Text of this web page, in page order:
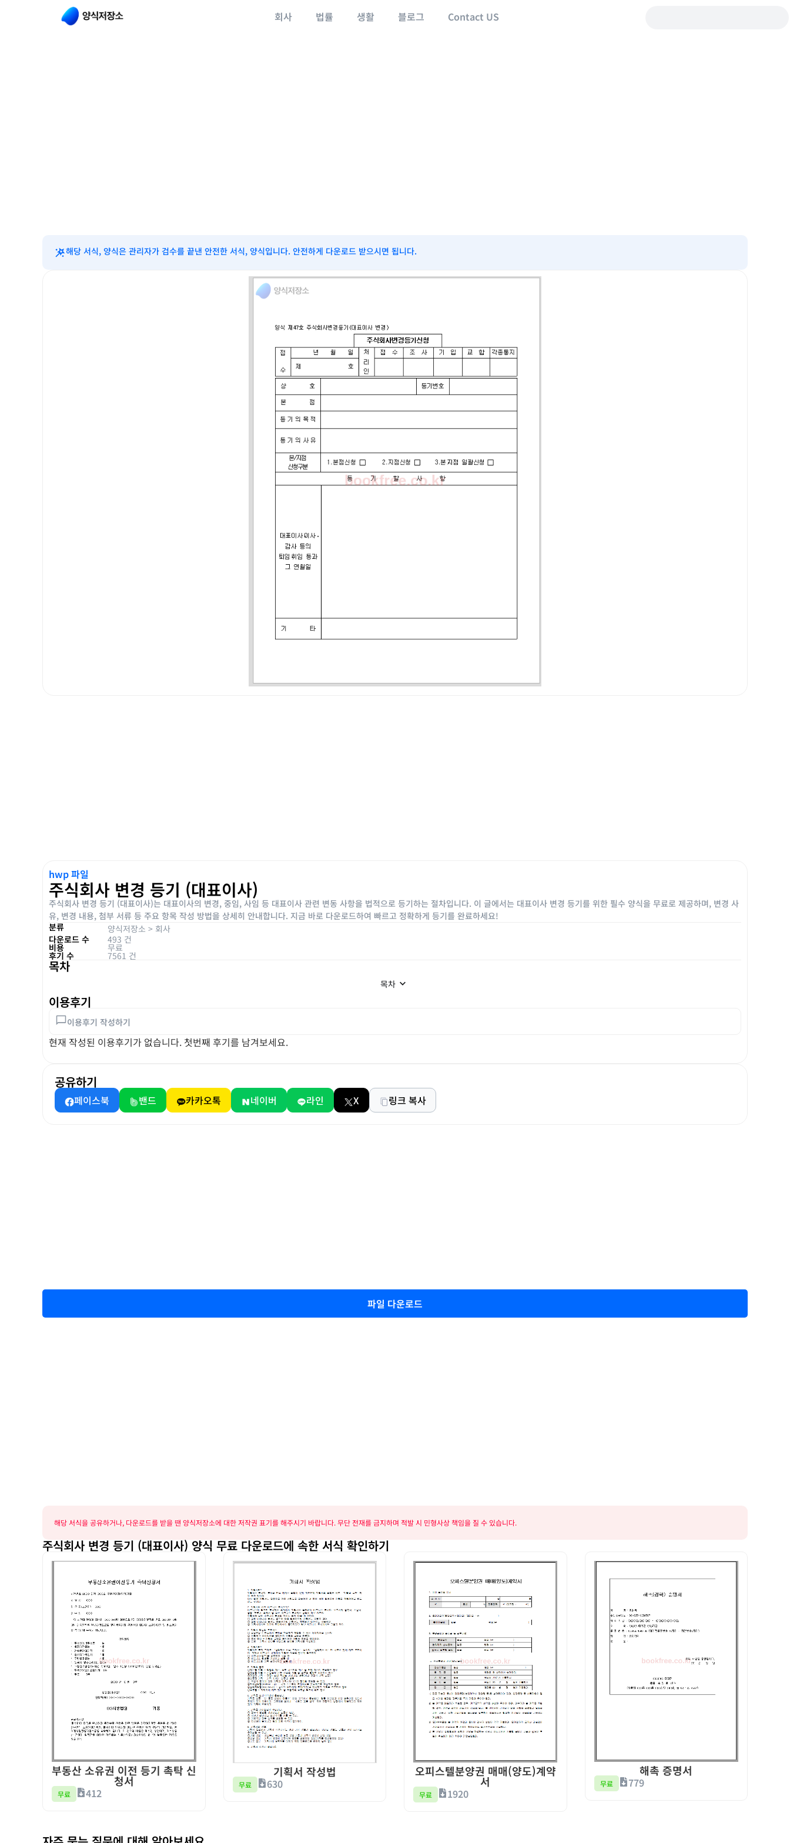
회사 법률 생활 블로그 Contact US
해당 서식, 양식은 관리자가 검수를 끝낸 안전한 서식, 양식입니다. 안전하게 다운로드 받으시면 됩니다.
hwp 파일
주식회사 변경 등기 (대표이사)
주식회사 변경 등기 (대표이사)는 대표이사의 변경, 중임, 사임 등 대표이사 관련 변동 사항을 법적으로 등기하는 절차입니다. 이 글에서는 대표이사 변경 등기를 위한 필수 양식을 무료로 제공하며, 변경 사
유, 변경 내용, 첨부 서류 등 주요 항목 작성 방법을 상세히 안내합니다. 지금 바로 다운로드하여 빠르고 정확하게 등기를 완료하세요!
분류
양식저장소 > 회사
다운로드 수
493 건
비용 무료
후기 수 7561 건
목차
목차
이용후기
이용후기 작성하기
현재 작성된 이용후기가 없습니다. 첫번째 후기를 남겨보세요.
공유하기
페이스북 밴드 카카오톡 네이버 라인 X 링크 복사
파일 다운로드
해당 서식을 공유하거나, 다운로드를 받을 땐 양식저장소에 대한 저작권 표기를 해주시기 바랍니다. 무단 전재를 금지하며 적발 시 민형사상 책임을 질 수 있습니다.
주식회사 변경 등기 (대표이사) 양식 무료 다운로드에 속한 서식 확인하기
부동산 소유권 이전 등기 촉탁 신
청서
무료 412
기획서 작성법
무료 630
오피스텔분양권 매매(양도)계약
서
무료 1920
해촉 증명서
무료 779